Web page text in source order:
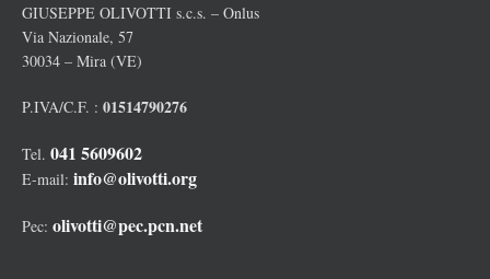
GIUSEPPE OLIVOTTI s.c.s. – Onlus
Via Nazionale, 57
30034 – Mira (VE)
P.IVA/C.F. : 01514790276
Tel. 041 5609602
E-mail: info@olivotti.org
Pec: olivotti@pec.pcn.net